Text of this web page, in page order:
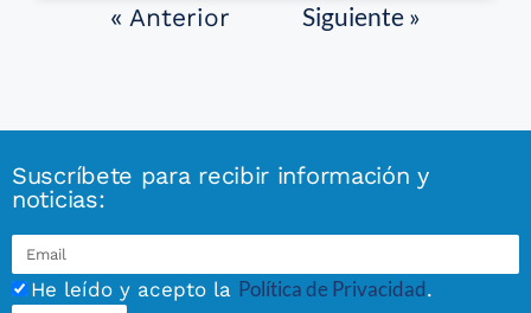
« Anterior Siguiente »
Suscríbete para recibir información y
noticias:
He leído y acepto la Política de Privacidad.